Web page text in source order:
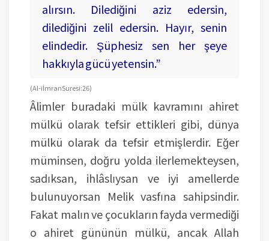
alırsın. Dilediğini aziz edersin,
dilediğini zelil edersin. Hayır, senin
elindedir. Şüphesiz sen her şeye
hakkıyla gücü yetensin.”
(Al-i İmran Suresi: 26)
Âlimler buradaki mülk kavramını ahiret
mülkü olarak tefsir ettikleri gibi, dünya
mülkü olarak da tefsir etmişlerdir. Eğer
müminsen, doğru yolda ilerlemekteysen,
sadıksan, ihlâslıysan ve iyi amellerde
bulunuyorsan Melik vasfına sahipsindir.
Fakat malın ve çocukların fayda vermediği
o ahiret gününün mülkü, ancak Allah